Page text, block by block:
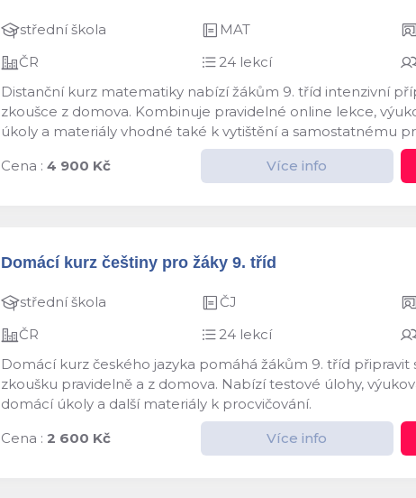
střední škola MAT
ČR
24 lekcí
Distanční kurz matematiky nabízí žákům 9. tříd intenzivní
zkoušce z domova. Kombinuje pravidelné online lekce,
úkoly a materiály vhodné také k vytištění a samostatnému
Cena : 4 900 Kč Více info
Domácí kurz češtiny pro žáky 9. tříd
střední škola ČJ
ČR
24 lekcí
Domácí kurz českého jazyka pomáhá žákům 9. tříd
zkoušku pravidelně a z domova. Nabízí testové úlohy,
domácí úkoly a další materiály k procvičování.
Cena : 2 600 Kč Více info